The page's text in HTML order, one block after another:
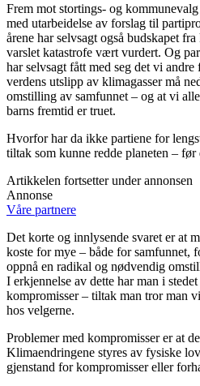
Frem mot stortings- og
med utarbeidelse av forslag til
årene har selvsagt også budskapet
varslet katastrofe vært vurdert. Og
har selvsagt fått med seg det vi
verdens utslipp av klimagasser må
omstilling av samfunnet – og at vi
barns fremtid er truet.
Hvorfor har da ikke partiene for
tiltak som kunne redde planeten – før
Artikkelen fortsetter under annonsen
Annonse
Våre partnere
Det korte og innlysende svaret er at
koste for mye – både for samfunnet,
oppnå en radikal og nødvendig
I erkjennelse av dette har man i
kompromisser – tiltak man tror man
hos velgerne.
Problemer med kompromisser er at
Klimaendringene styres av fysiske
gjenstand for kompromisser eller